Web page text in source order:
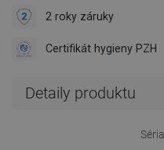
2 roky záruky
Certifikát hygieny PZH
Detaily produktu
Séria